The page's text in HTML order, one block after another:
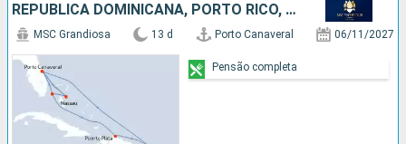
REPUBLICA DOMINICANA, PORTO RICO, ESTADOS UNIDOS, BAHAMAS
MSC Grandiosa 13 d Porto Canaveral 06/11/2027
Pensão completa